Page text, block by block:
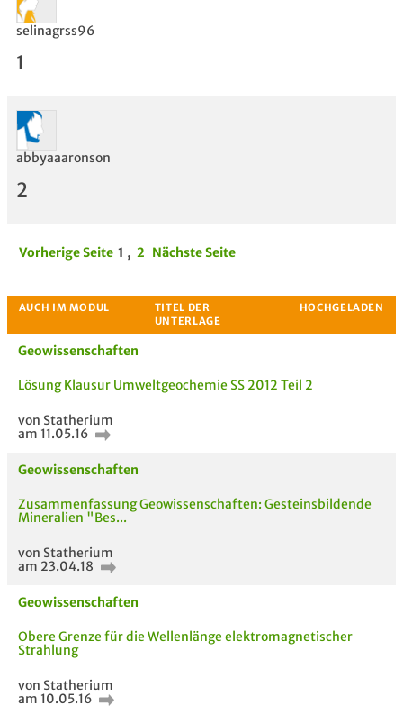
selinagrss96
1
abbyaaaronson
2
Vorherige Seite 1 , 2 Nächste Seite
Geowissenschaften
Lösung Klausur Umweltgeochemie SS 2012 Teil 2
von Statherium
am 11.05.16
Geowissenschaften
Zusammenfassung Geowissenschaften: Gesteinsbildende
Mineralien "Bes...
von Statherium
am 23.04.18
Geowissenschaften
Obere Grenze für die Wellenlänge elektromagnetischer
Strahlung
von Statherium
am 10.05.16